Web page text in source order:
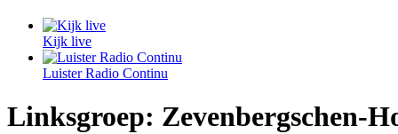
Kijk live
Luister Radio Continu
Linksgroep: Zevenbergschen-